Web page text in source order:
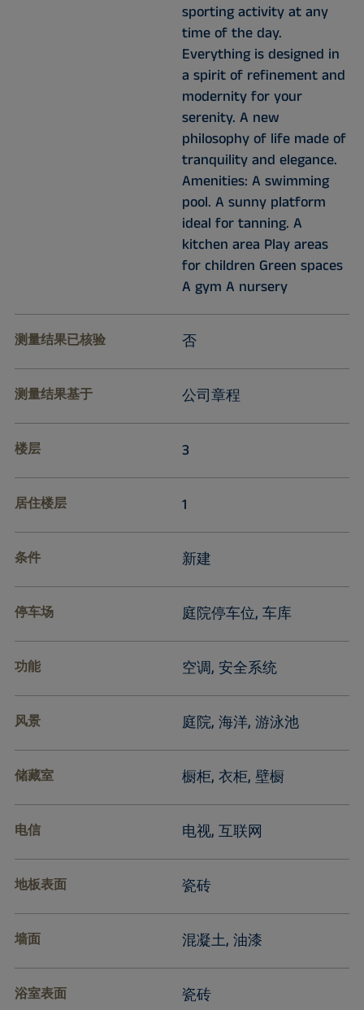
sporting activity at any
time of the day.
Everything is designed in
a spirit of refinement and
modernity for your
serenity. A new
philosophy of life made of
tranquility and elegance.
Amenities: A swimming
pool. A sunny platform
ideal for tanning. A
kitchen area Play areas
for children Green spaces
A gym A nursery
测量结果已核验 否
测量结果基于 公司章程
楼层 3
居住楼层 1
条件 新建
停车场 庭院停车位, 车库
功能 空调, 安全系统
风景 庭院, 海洋, 游泳池
储藏室 橱柜, 衣柜, 壁橱
电信 电视, 互联网
地板表面 瓷砖
墙面 混凝土, 油漆
浴室表面 瓷砖